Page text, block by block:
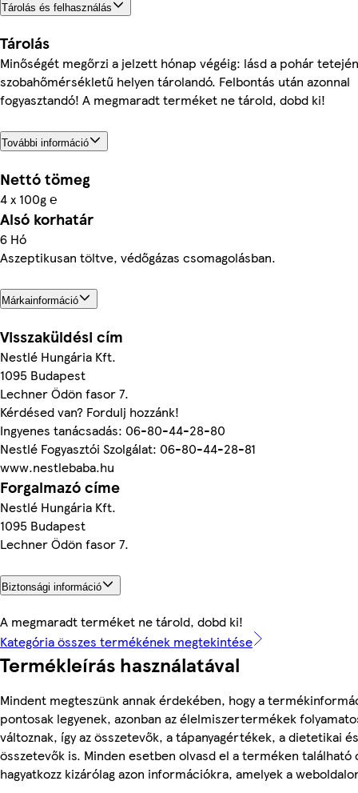
Tárolás és felhasználás
Tárolás
Minőségét megőrzi a jelzett hónap végéig: lásd a pohár
szobahőmérsékletű helyen tárolandó. Felbontás után azonnal
fogyasztandó! A megmaradt terméket ne tárold, dobd ki!
További információ
Nettó tömeg
4 x 100g ℮
Alsó korhatár
6 Hó
Aszeptikusan töltve, védőgázas csomagolásban.
Márkainformáció
Visszaküldési cím
Nestlé Hungária Kft.
1095 Budapest
Lechner Ödön fasor 7.
Kérdésed van? Fordulj hozzánk!
Ingyenes tanácsadás: 06-80-44-28-80
Nestlé Fogyasztói Szolgálat: 06-80-44-28-81
www.nestlebaba.hu
Forgalmazó címe
Nestlé Hungária Kft.
1095 Budapest
Lechner Ödön fasor 7.
Biztonsági információ
A megmaradt terméket ne tárold, dobd ki!
Kategória összes termékének megtekintése
Termékleírás használatával
Mindent megteszünk annak érdekében, hogy a
pontosak legyenek, azonban az élelmiszertermékek
változnak, így az összetevők, a tápanyagértékek, a dietetikai
összetevők is. Minden esetben olvasd el a terméken található
hagyatkozz kizárólag azon információkra, amelyek a